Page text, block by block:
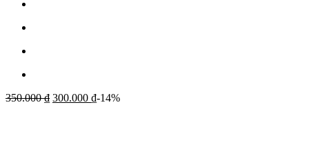
350.000₫ 300.000 ₫-14%